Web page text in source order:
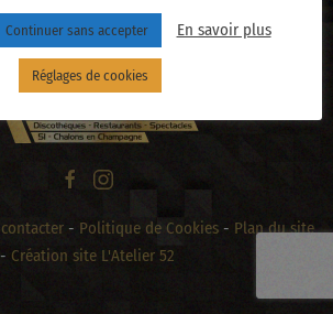
- Politique de Cookies - Plan du site
- Création site L'Atelier 52
Continuer sans accepter En savoir plus
Réglages de cookies